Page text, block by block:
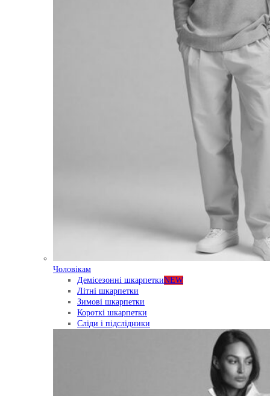
Чоловікам
Демісезонні шкарпеткиNEW
Літні шкарпетки
Зимові шкарпетки
Короткі шкарпетки
Сліди і підслідники